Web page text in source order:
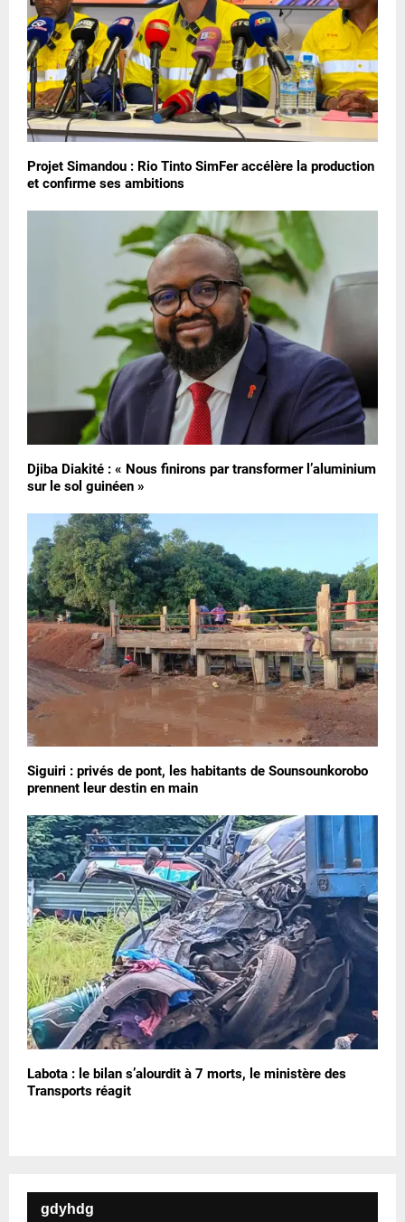
Projet Simandou : Rio Tinto SimFer accélère la production
et confirme ses ambitions
Djiba Diakité : « Nous finirons par transformer l’aluminium
sur le sol guinéen »
Siguiri : privés de pont, les habitants de Sounsounkorobo
prennent leur destin en main
Labota : le bilan s’alourdit à 7 morts, le ministère des
Transports réagit
gdyhdg